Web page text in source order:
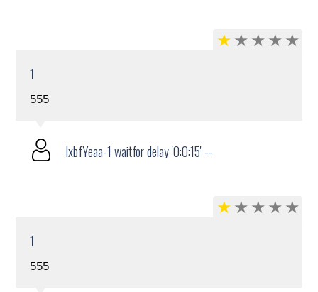
1
555
lxbfYeaa-1 waitfor delay '0:0:15' --
1
555